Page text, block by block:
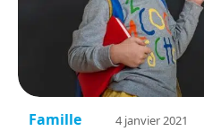
Famille 4 janvier 2021